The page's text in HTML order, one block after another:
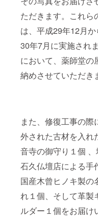
ただきます。これら
は、平成29年12月
30年7月に実施され
において、薬師堂の
納めさせていただき
また、修復工事の際
外された古材を入れ
音寺の御守り１個
石久仏壇店による手
国産木曾ヒノキ製の
れ１個、そして革製
ルダー１個をお届け